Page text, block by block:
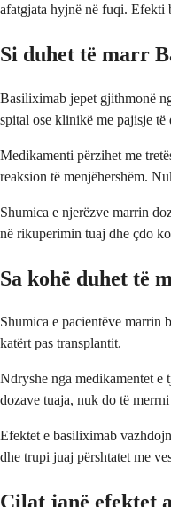
afatgjata hyjnë në fuqi. Efekti
Si duhet të marr
Basiliximab jepet gjithmonë
spital ose klinikë me pajisje
Medikamenti përzihet me
reaksion të menjëhershëm.
Shumica e njerëzve marrin
në rikuperimin tuaj dhe çdo
Sa kohë duhet të
Shumica e pacientëve marrin
katërt pas transplantit.
Ndryshe nga medikamentet e
dozave tuaja, nuk do të
Efektet e basiliximab
dhe trupi juaj përshtatet me
Cilat janë efektet